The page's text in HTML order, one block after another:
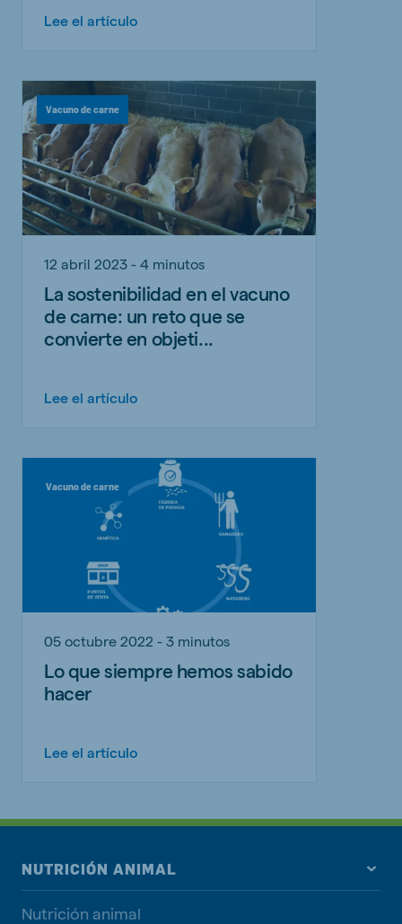
Lee el artículo
Vacuno de carne
12 abril 2023 - 4 minutos
La sostenibilidad en el vacuno
de carne: un reto que se
convierte en objeti...
Lee el artículo
Vacuno de carne
05 octubre 2022 - 3 minutos
Lo que siempre hemos sabido
hacer
Lee el artículo
NUTRICIÓN ANIMAL
Nutrición animal